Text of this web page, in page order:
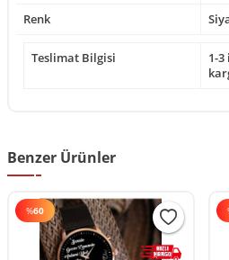
Renk
Teslimat Bilgisi
1-
Benzer Ürünler
%60